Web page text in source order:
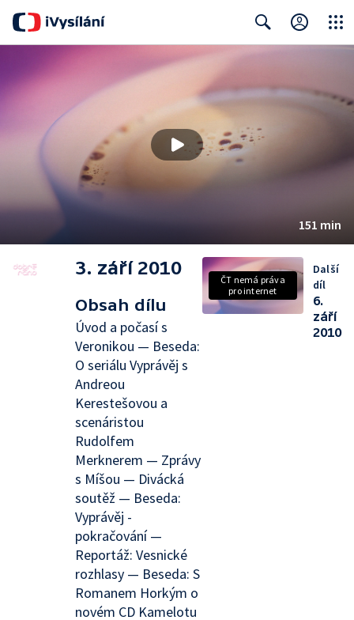
Search
151 min
3. září 2010
Obsah dílu
Úvod a počasí s
Veronikou — Beseda:
O seriálu Vyprávěj s
Andreou
Kerestešovou a
scenáristou
Rudolfem
Merknerem — Zprávy
s Míšou — Divácká
soutěž — Beseda:
Vyprávěj -
pokračování —
Reportáž: Vesnické
rozhlasy — Beseda: S
Romanem Horkým o
novém CD Kamelotu
ČT nemá práva
pro internet
Další
díl
6.
září
2010